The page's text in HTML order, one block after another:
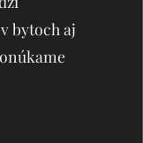
bytoch aj